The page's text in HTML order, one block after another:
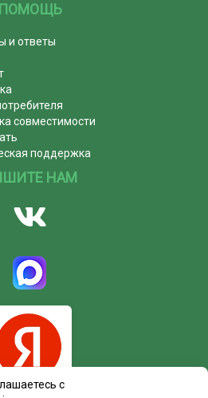
ПОМОЩЬ
и ответы
совместимости
поддержка
НАМ
с